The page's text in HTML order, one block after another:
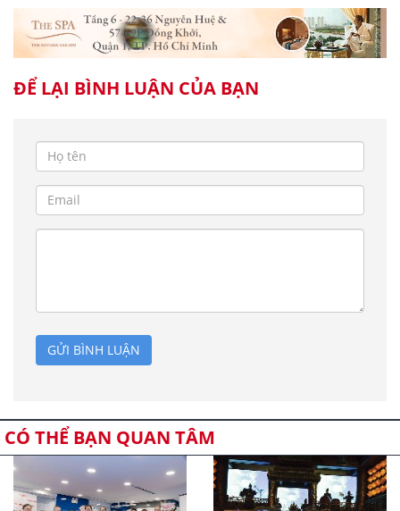
ĐỂ LẠI BÌNH LUẬN CỦA BẠN
GỬI BÌNH LUẬN
CÓ THỂ BẠN QUAN TÂM